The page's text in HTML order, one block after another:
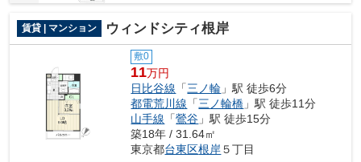
賃貸 | マンション ウィンドシティ根岸
敷0
11万円
日比谷線 「三ノ輪 」駅 徒歩6分
都電荒川線 「三ノ輪橋 」駅 徒歩11分
山手線 「鶯谷 」駅 徒歩15分
築18年 / 31.64㎡
東京都台東区根岸５丁目